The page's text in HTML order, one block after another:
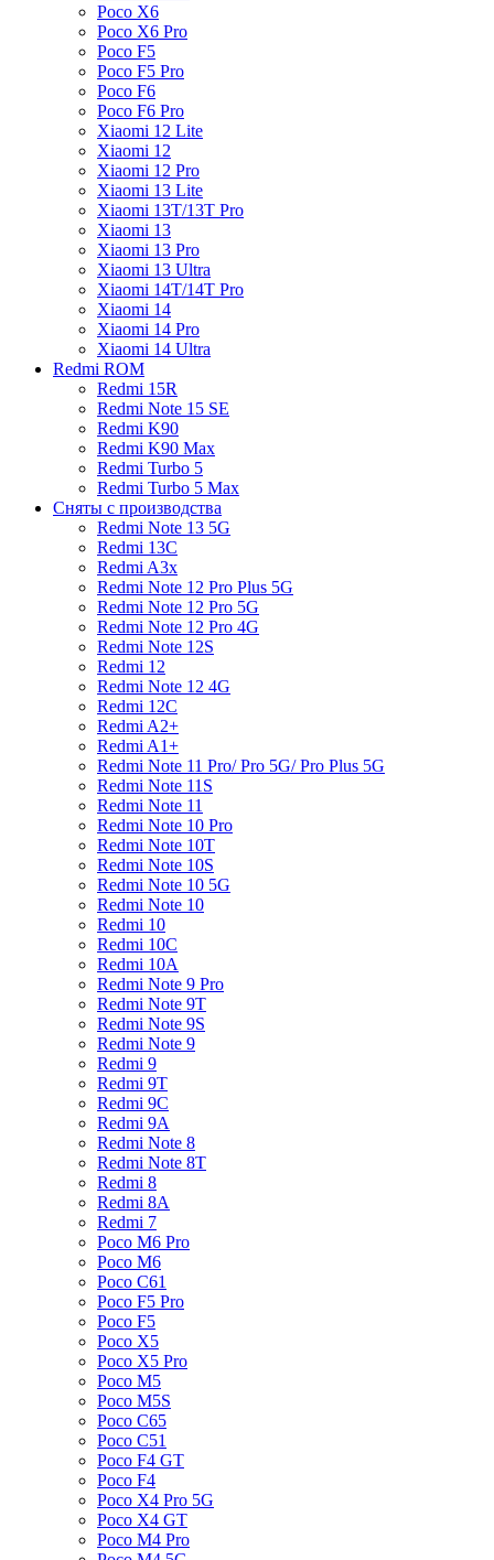
Poco X6
Poco X6 Pro
Poco F5
Poco F5 Pro
Poco F6
Poco F6 Pro
Xiaomi 12 Lite
Xiaomi 12
Xiaomi 12 Pro
Xiaomi 13 Lite
Xiaomi 13T/13T Pro
Xiaomi 13
Xiaomi 13 Pro
Xiaomi 13 Ultra
Xiaomi 14T/14T Pro
Xiaomi 14
Xiaomi 14 Pro
Xiaomi 14 Ultra
Redmi ROM
Redmi 15R
Redmi Note 15 SE
Redmi K90
Redmi K90 Max
Redmi Turbo 5
Redmi Turbo 5 Max
Сняты с производства
Redmi Note 13 5G
Redmi 13C
Redmi A3x
Redmi Note 12 Pro Plus 5G
Redmi Note 12 Pro 5G
Redmi Note 12 Pro 4G
Redmi Note 12S
Redmi 12
Redmi Note 12 4G
Redmi 12C
Redmi A2+
Redmi A1+
Redmi Note 11 Pro/ Pro 5G/ Pro Plus 5G
Redmi Note 11S
Redmi Note 11
Redmi Note 10 Pro
Redmi Note 10T
Redmi Note 10S
Redmi Note 10 5G
Redmi Note 10
Redmi 10
Redmi 10C
Redmi 10A
Redmi Note 9 Pro
Redmi Note 9T
Redmi Note 9S
Redmi Note 9
Redmi 9
Redmi 9T
Redmi 9C
Redmi 9A
Redmi Note 8
Redmi Note 8T
Redmi 8
Redmi 8A
Redmi 7
Poco M6 Pro
Poco M6
Poco C61
Poco F5 Pro
Poco F5
Poco X5
Poco X5 Pro
Poco M5
Poco M5S
Poco C65
Poco C51
Poco F4 GT
Poco F4
Poco X4 Pro 5G
Poco X4 GT
Poco M4 Pro